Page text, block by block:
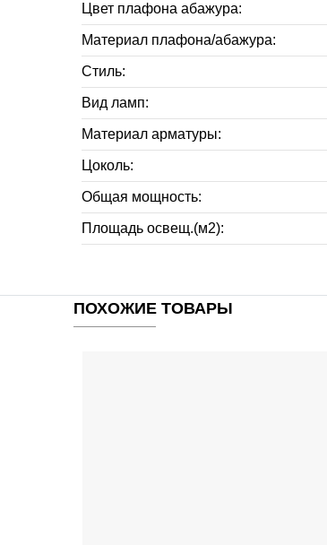
Цвет плафона абажура:
Материал плафона/абажура:
Стиль:
Вид ламп:
Материал арматуры:
Цоколь:
Общая мощность:
Площадь освещ.(м2):
ПОХОЖИЕ ТОВАРЫ